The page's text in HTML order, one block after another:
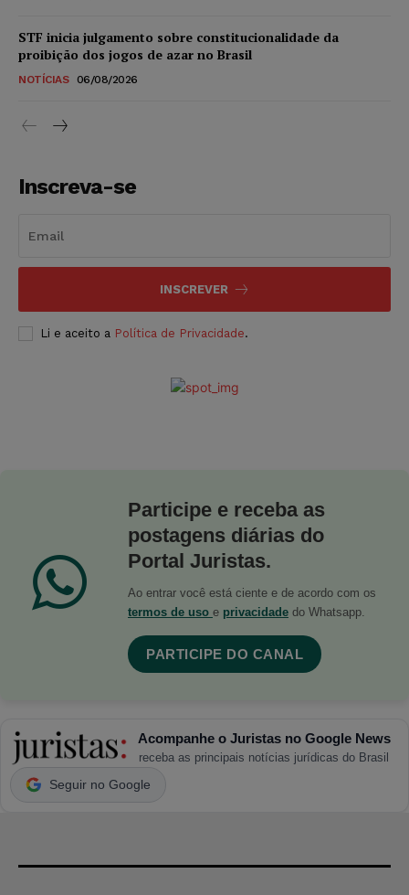
STF inicia julgamento sobre constitucionalidade da
proibição dos jogos de azar no Brasil
NOTÍCIAS 06/08/2026
Inscreva-se
INSCREVER
Li e aceito a Política de Privacidade.
Participe e receba as
postagens diárias do
Portal Juristas.
Ao entrar você está ciente e de acordo com os
termos de uso e privacidade do Whatsapp.
PARTICIPE DO CANAL
Acompanhe o Juristas no Google News
receba as principais notícias jurídicas do Brasil
Seguir no Google